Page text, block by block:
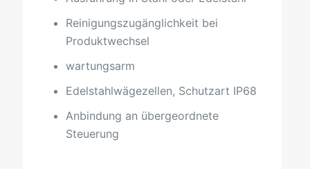
Reinigungszugänglichkeit bei
Produktwechsel
wartungsarm
Edelstahlwägezellen, Schutzart IP68
Anbindung an übergeordnete
Steuerung